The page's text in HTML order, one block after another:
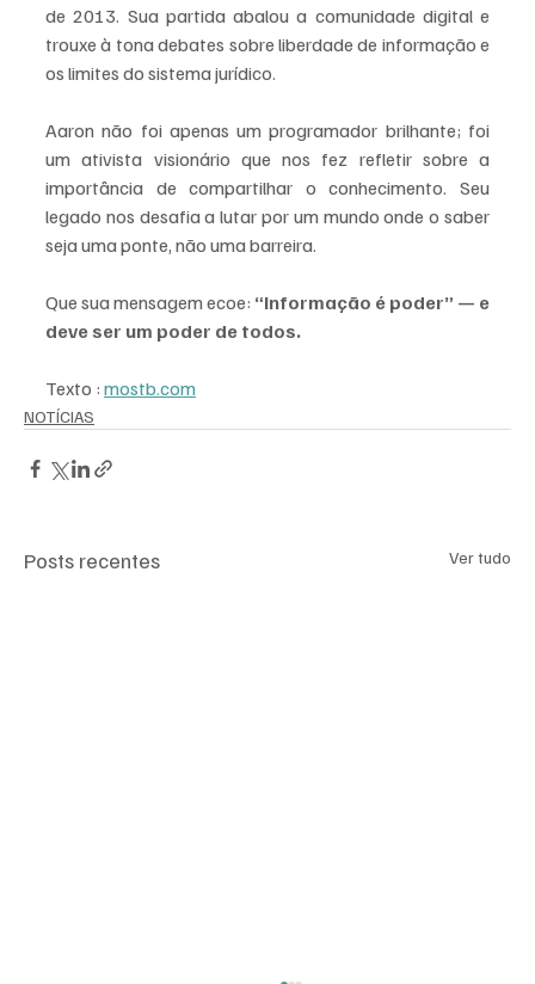
de 2013. Sua partida abalou a comunidade digital e
trouxe à tona debates sobre liberdade de informação e
os limites do sistema jurídico.
Aaron não foi apenas um programador brilhante; foi
um ativista visionário que nos fez refletir sobre a
importância de compartilhar o conhecimento. Seu
legado nos desafia a lutar por um mundo onde o saber
seja uma ponte, não uma barreira.
Que sua mensagem ecoe: “Informação é poder” — e
deve ser um poder de todos.
Texto : mostb.com
NOTÍCIAS
Posts recentes Ver tudo